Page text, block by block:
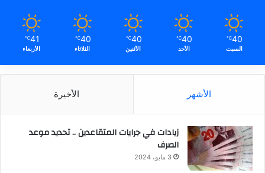
40
℃
السبت
40
℃
الأحد
40
℃
الأثنين
40
℃
الثلاثاء
41
℃
الأربعاء
الأشهر الأخيرة
زيادات في جرايات المتقاعدين .. تحديد موعد
الصرف
3 مايو، 2024